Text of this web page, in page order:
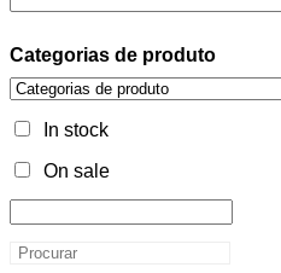
Categorias de produto
In stock
On sale